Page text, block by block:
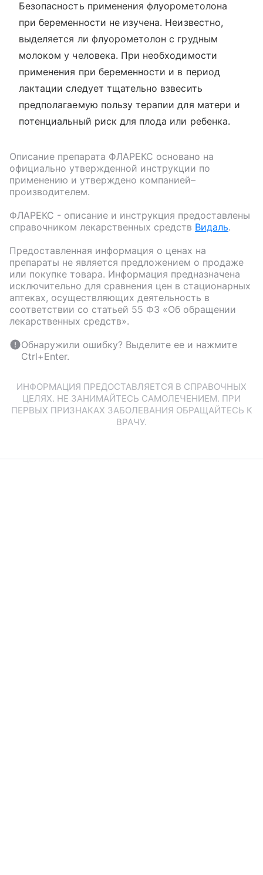
Безопасность применения флуорометолона
при беременности не изучена. Неизвестно,
выделяется ли флуорометолон с грудным
молоком у человека. При необходимости
применения при беременности и в период
лактации следует тщательно взвесить
предполагаемую пользу терапии для матери и
потенциальный риск для плода или ребенка.
Описание препарата ФЛАРЕКС основано на
официально утвержденной инструкции по
применению и утверждено компанией–
производителем.
ФЛАРЕКС - описание и инструкция предоставлены
справочником лекарственных средств Видаль.
Предоставленная информация о ценах на
препараты не является предложением о продаже
или покупке товара. Информация предназначена
исключительно для сравнения цен в стационарных
аптеках, осуществляющих деятельность в
соответствии со статьей 55 ФЗ «Об обращении
лекарственных средств».
Обнаружили ошибку? Выделите ее и нажмите
Ctrl+Enter.
ИНФОРМАЦИЯ ПРЕДОСТАВЛЯЕТСЯ В СПРАВОЧНЫХ
ЦЕЛЯХ. НЕ ЗАНИМАЙТЕСЬ САМОЛЕЧЕНИЕМ. ПРИ
ПЕРВЫХ ПРИЗНАКАХ ЗАБОЛЕВАНИЯ ОБРАЩАЙТЕСЬ К
ВРАЧУ.